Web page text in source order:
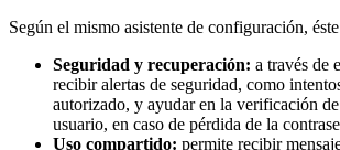
Según el mismo asistente de configuración,
Seguridad y recuperación: a través de
recibir alertas de seguridad, como
autorizado, y ayudar en la verificación
usuario, en caso de pérdida de la
Uso compartido: permite recibir